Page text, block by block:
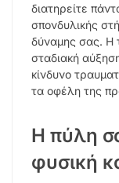
διατηρείτε
σπονδυλικής
δύναμης σας. Η
σταδιακή
κίνδυνο
τα οφέλη της
Η πύλη
φυσική